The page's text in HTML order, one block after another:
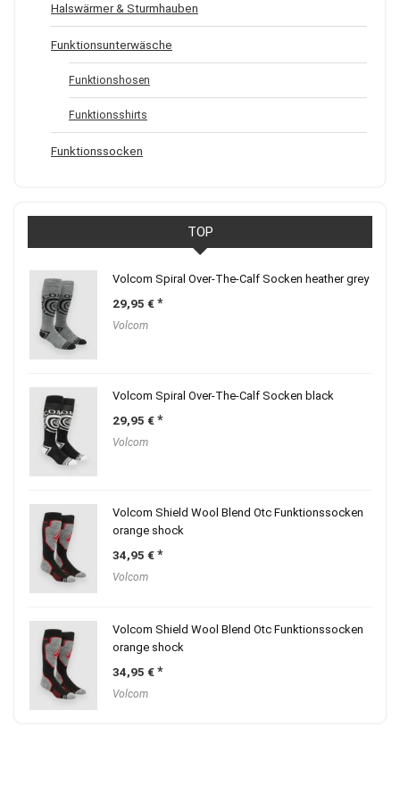
Halswärmer & Sturmhauben
Funktionsunterwäsche
Funktionshosen
Funktionsshirts
Funktionssocken
TOP
Volcom Spiral Over-The-Calf Socken heather grey
29,95 €
Volcom
Volcom Spiral Over-The-Calf Socken black
29,95 €
Volcom
Volcom Shield Wool Blend Otc Funktionssocken
orange shock
34,95 €
Volcom
Volcom Shield Wool Blend Otc Funktionssocken
orange shock
34,95 €
Volcom